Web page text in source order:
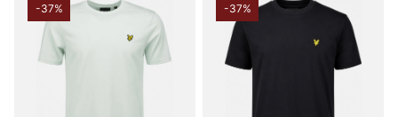
-37% -37%